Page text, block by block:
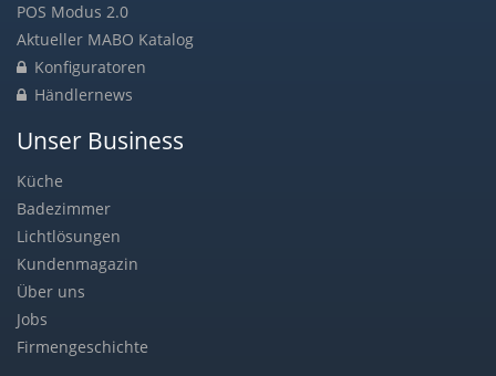
POS Modus 2.0
Aktueller MABO Katalog
Konfiguratoren
Händlernews
Unser Business
Küche
Badezimmer
Lichtlösungen
Kundenmagazin
Über uns
Jobs
Firmengeschichte